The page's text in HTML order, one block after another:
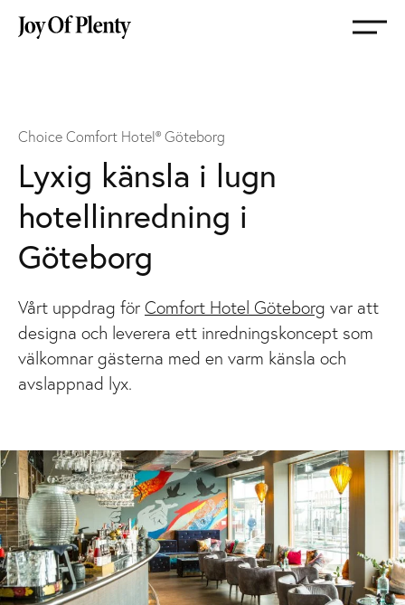
Gå
till
Choice Comfort Hotel® Göteborg
Lyxig känsla i lugn
hotellinredning i
Göteborg
Vårt uppdrag för Comfort Hotel Göteborg var att
designa och leverera ett inredningskoncept som
välkomnar gästerna med en varm känsla och
avslappnad lyx.